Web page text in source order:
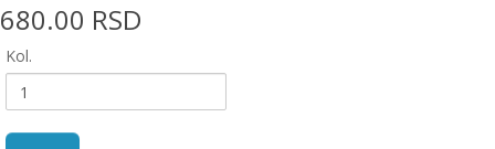
aparati
zavarivanje
Prenosni
računari
680.00 RSD
Kol.